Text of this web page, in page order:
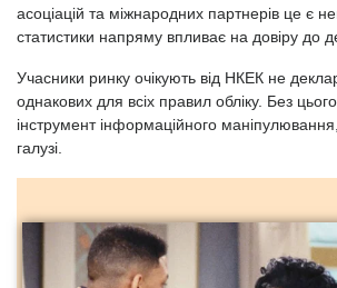
асоціацій та міжнародних партнерів це є
статистики напряму впливає на довіру до
Учасники ринку очікують від НКЕК не
однакових для всіх правил обліку. Без
інструмент інформаційного
галузі.